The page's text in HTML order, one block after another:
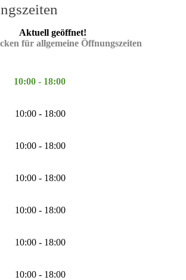
Aktuell geöffnet!
für allgemeine Öffnungszeiten
10:00 - 18:00
10:00 - 18:00
10:00 - 18:00
10:00 - 18:00
10:00 - 18:00
10:00 - 18:00
10:00 - 18:00